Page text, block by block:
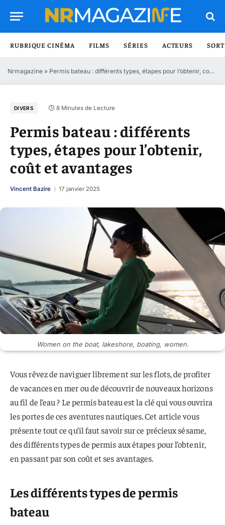
RUBRIQUE CINÉMA FILMS SÉRIES ACTEURS
Nrmagazine » Permis bateau : différents types, étapes pour l’obtenir, coût et avantages
DIVERS 8 Minutes de Lecture
Permis bateau : différents
types, étapes pour l’obtenir,
coût et avantages
Vincent Bazire 17 janvier 2025
Women on the boat, lakeshore, boating, women.
Vous rêvez de naviguer librement sur les flots, de profiter
de vacances en mer ou de découvrir de nouveaux horizons
au fil de l’eau ? Le permis bateau est la clé qui vous ouvrira
les portes de ces aventures nautiques. Cet article vous
présente tout ce qu’il faut savoir sur ce précieux sésame,
des différents types de permis aux étapes pour l’obtenir,
en passant par son coût et ses avantages.
Les différents types de permis
bateau